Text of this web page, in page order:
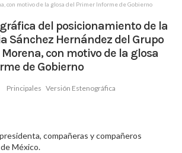
con motivo de la glosa del Primer Informe de Gobierno
del posicionamiento de la
Sánchez Hernández del Grupo
con motivo de la glosa
de Gobierno
Principales Versión Estenográfica
compañeras y compañeros
México.